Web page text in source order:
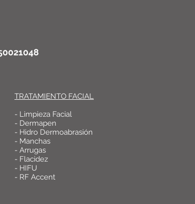
TRATAMIENTO FACIAL
- Limpieza Facial
- Dermapen
- Hidro Dermoabrasión
- Manchas
- Arrugas
- Flacidez
- HIFU
- RF Accent